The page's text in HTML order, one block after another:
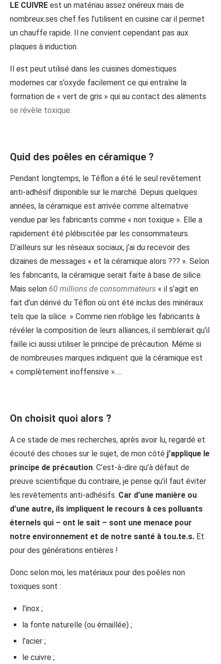
LE CUIVRE est un matériau assez onéreux mais de
nombreux.ses chef.fes l’utilisent en cuisine car il permet
un chauffe rapide. Il ne convient cependant pas aux
plaques à induction.
Il est peut utilisé dans les cuisines domestiques
modernes car s’oxyde facilement ce qui entraîne la
formation de « vert de gris » qui au contact des aliments
se révèle toxique.
Quid des poêles en céramique ?
Pendant longtemps, le Téflon a été le seul revêtement
anti-adhésif disponible sur le marché. Depuis quelques
années, la céramique est arrivée comme alternative
vendue par les fabricants comme « non toxique ». Elle a
rapidement été plébiscitée par les consommateurs.
D’ailleurs sur les réseaux sociaux, j’ai du recevoir des
dizaines de messages « et la céramique alors ??? ». Selon
les fabricants, la céramique serait faite à base de silice.
Mais selon 60 millions de consommateurs « il s’agit en
fait d’un dérivé du Téflon où ont été inclus des minéraux
tels que la silice. » Comme rien n’oblige les fabricants à
révéler la composition de leurs alliances, il semblerait qu’il
faille ici aussi utiliser le principe de précaution. Même si
de nombreuses marques indiquent que la céramique est
« complètement inoffensive »….
On choisit quoi alors ?
A ce stade de mes recherches, après avoir lu, regardé et
écouté des choses sur le sujet, de mon côté j’applique le
principe de précaution. C’est-à-dire qu’à défaut de
preuve scientifique du contraire, je pense qu’il faut éviter
les revêtements anti-adhésifs. Car d’une manière ou
d’une autre, ils impliquent le recours à ces polluants
éternels qui – ont le sait – sont une menace pour
notre environnement et de notre santé à tou.te.s. Et
pour des générations entières !
Donc selon moi, les matériaux pour des poêles non
toxiques sont :
l’inox ;
la fonte naturelle (ou émaillée) ;
l’acier ;
le cuivre ;